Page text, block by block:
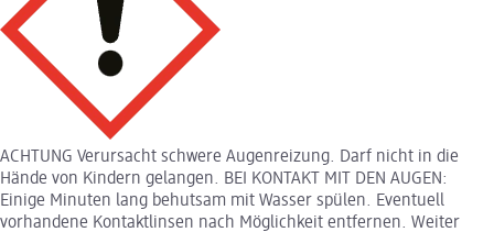
ACHTUNG Verursacht schwere Augenreizung. Darf nicht in die
Hände von Kindern gelangen. BEI KONTAKT MIT DEN AUGEN:
Einige Minuten lang behutsam mit Wasser spülen. Eventuell
vorhandene Kontaktlinsen nach Möglichkeit entfernen. Weiter